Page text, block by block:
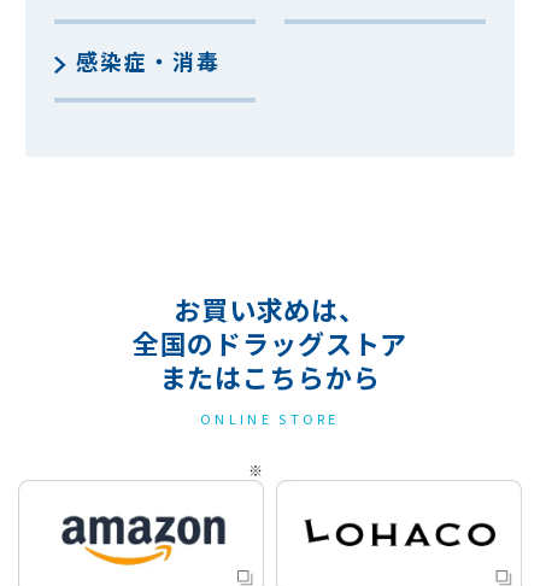
感染症・消毒
お買い求めは、
全国のドラッグストア
またはこちらから
ONLINE STORE